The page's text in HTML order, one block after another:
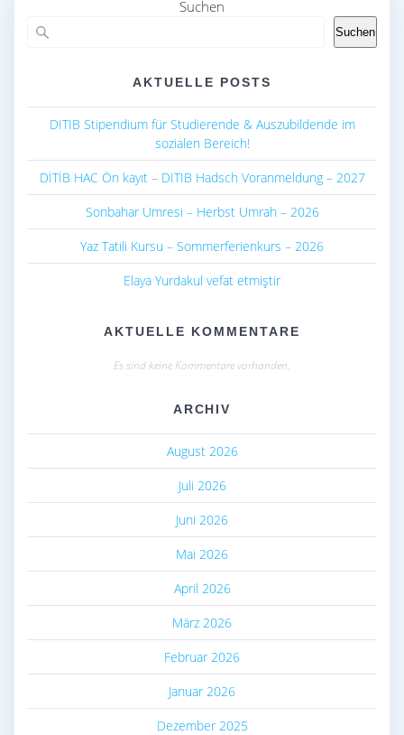
Suchen
Suchen
AKTUELLE POSTS
DITIB Stipendium für Studierende & Auszubildende im
sozialen Bereich!
DİTİB HAC Ön kayıt – DITIB Hadsch Voranmeldung – 2027
Sonbahar Umresi – Herbst Umrah – 2026
Yaz Tatili Kursu – Sommerferienkurs – 2026
Elaya Yurdakul vefat etmiştir
AKTUELLE KOMMENTARE
Es sind keine Kommentare vorhanden.
ARCHIV
August 2026
Juli 2026
Juni 2026
Mai 2026
April 2026
März 2026
Februar 2026
Januar 2026
Dezember 2025